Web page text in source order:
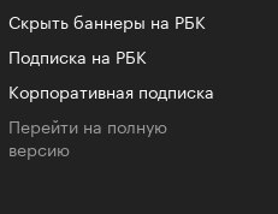
Скрыть баннеры на РБК
Подписка на РБК
Корпоративная подписка
Перейти на полную
версию